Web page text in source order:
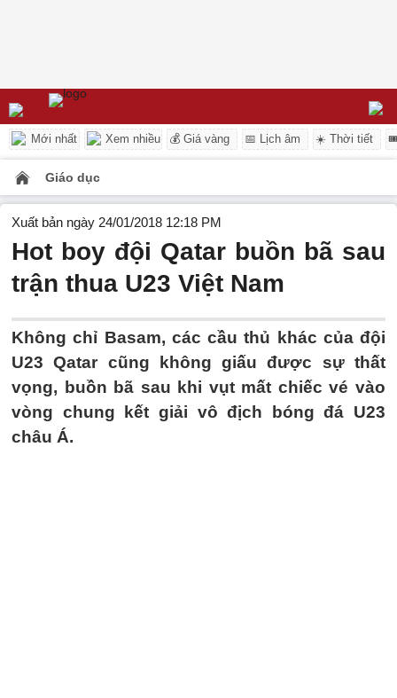
Mới nhất Xem nhiều 💰 Giá vàng 📅 Lịch âm ☀️ Thời tiết
Giáo dục
Xuất bản ngày 24/01/2018 12:18 PM
Hot boy đội Qatar buồn bã sau
trận thua U23 Việt Nam
Không chỉ Basam, các cầu thủ khác của đội
U23 Qatar cũng không giấu được sự thất
vọng, buồn bã sau khi vụt mất chiếc vé vào
vòng chung kết giải vô địch bóng đá U23
châu Á.